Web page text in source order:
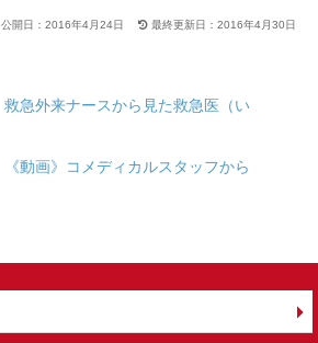
公開日：2016年4月24日 最終更新日：2016年4月30日
救急外来ナースから見た救急医（い
《動画》コメディカルスタッフから